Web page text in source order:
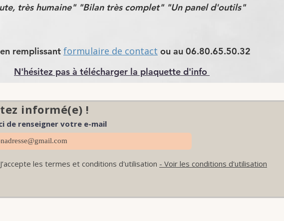
très humaine" "Bilan très complet" "Un panel d'outils"
remplissant formulaire de contact ou au 06.80.65.50.32
N'hésitez pas à télécharger la plaquette d'info
informé(e) !
de renseigner votre e-mail
J’accepte les termes et conditions d'utilisation - Voir les conditions d'utilisation